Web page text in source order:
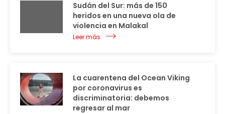
Sudán del Sur: más de 150
heridos en una nueva ola de
violencia en Malakal
Leer más
La cuarentena del Ocean Viking
por coronavirus es
discriminatoria: debemos
regresar al mar